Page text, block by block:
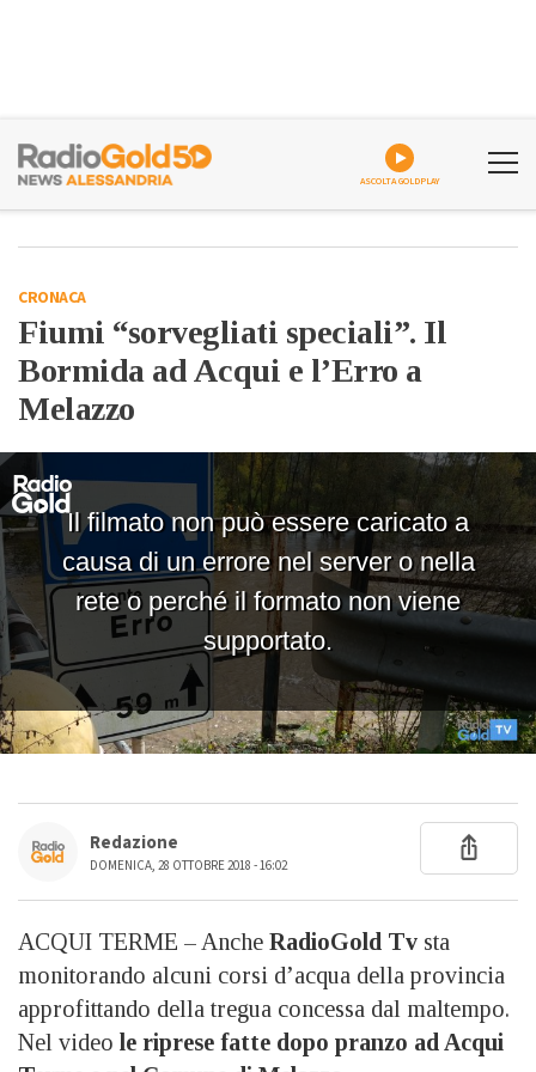
ASCOLTA GOLDPLAY
CRONACA
Fiumi “sorvegliati speciali”. Il
Bormida ad Acqui e l’Erro a
Melazzo
Redazione
DOMENICA, 28 OTTOBRE 2018 - 16:02
ACQUI TERME – Anche RadioGold Tv sta
monitorando alcuni corsi d’acqua della provincia
approfittando della tregua concessa dal maltempo.
Nel video le riprese fatte dopo pranzo ad Acqui